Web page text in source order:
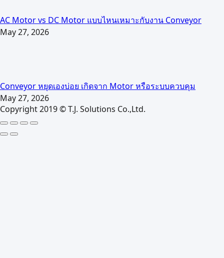
AC Motor vs DC Motor แบบไหนเหมาะกับงาน Conveyor
May 27, 2026
Conveyor หยุดเองบ่อย เกิดจาก Motor หรือระบบควบคุม
May 27, 2026
Copyright 2019 © T.J. Solutions Co.,Ltd.
Go
to